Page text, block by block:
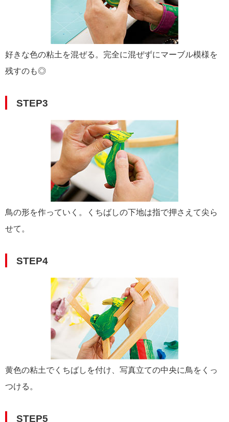
好きな色の粘土を混ぜる。完全に混ぜずにマーブル模様を
残すのも◎
STEP3
鳥の形を作っていく。くちばしの下地は指で押さえて尖ら
せて。
STEP4
黄色の粘土でくちばしを付け、写真立ての中央に鳥をくっ
つける。
STEP5